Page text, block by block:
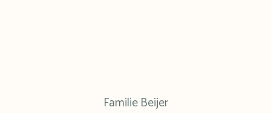
Familie Beijer